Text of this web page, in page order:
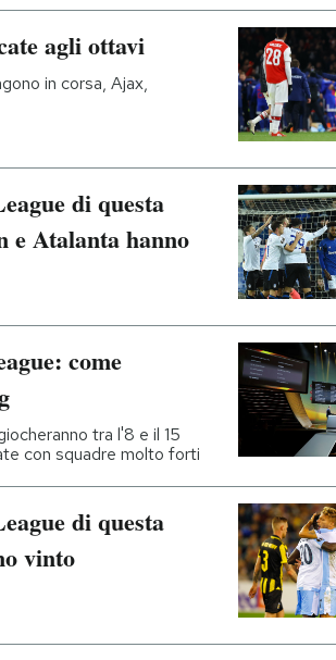
agli ottavi
in corsa, Ajax,
di questa
e Atalanta hanno
come
tra l'8 e il 15
con squadre molto forti
di questa
vinto